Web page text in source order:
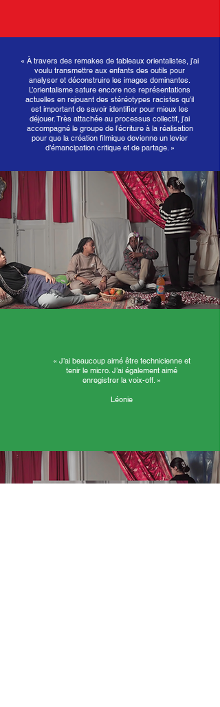
« À travers des remakes de tableaux orientalistes, j’ai
voulu transmettre aux enfants des outils pour
analyser et déconstruire les images dominantes.
L’orientalisme sature encore nos représentations
actuelles en rejouant des stéréotypes racistes qu’il
est important de savoir identifier pour mieux les
déjouer. Très attachée au processus collectif, j’ai
accompagné le groupe de l’écriture à la réalisation
pour que la création filmique devienne un levier
d’émancipation critique et de partage. »
« J’ai beaucoup aimé être technicienne et
tenir le micro. J’ai également aimé
enregistrer la voix-off. »
Léonie